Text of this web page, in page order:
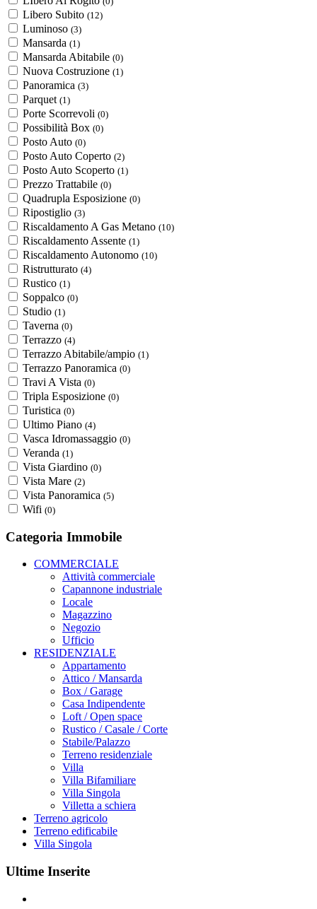
Libero Subito (12)
Luminoso (3)
Mansarda (1)
Mansarda Abitabile (0)
Nuova Costruzione (1)
Panoramica (3)
Parquet (1)
Porte Scorrevoli (0)
Possibilità Box (0)
Posto Auto (0)
Posto Auto Coperto (2)
Posto Auto Scoperto (1)
Prezzo Trattabile (0)
Quadrupla Esposizione (0)
Ripostiglio (3)
Riscaldamento A Gas Metano (10)
Riscaldamento Assente (1)
Riscaldamento Autonomo (10)
Ristrutturato (4)
Rustico (1)
Soppalco (0)
Studio (1)
Taverna (0)
Terrazzo (4)
Terrazzo Abitabile/ampio (1)
Terrazzo Panoramica (0)
Travi A Vista (0)
Tripla Esposizione (0)
Turistica (0)
Ultimo Piano (4)
Vasca Idromassaggio (0)
Veranda (1)
Vista Giardino (0)
Vista Mare (2)
Vista Panoramica (5)
Wifi (0)
Categoria Immobile
COMMERCIALE
Attività commerciale
Capannone industriale
Locale
Magazzino
Negozio
Ufficio
RESIDENZIALE
Appartamento
Attico / Mansarda
Box / Garage
Casa Indipendente
Loft / Open space
Rustico / Casale / Corte
Stabile/Palazzo
Terreno residenziale
Villa
Villa Bifamiliare
Villa Singola
Villetta a schiera
Terreno agricolo
Terreno edificabile
Villa Singola
Ultime Inserite